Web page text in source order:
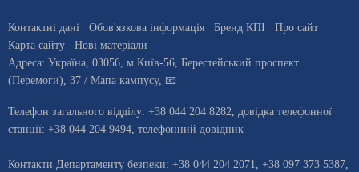
Контактні дані Обов'язкова інформація Бренд КПІ
Про сайт
Карта сайту
Нові матеріали
Адреса: Україна, 03056, м.Київ-56, Берестейський проспект
(Перемоги), 37 / Мапа кампусу, 📧
Телефон загального відділу: +38 044 204 8282, довiдка телефонної
станцiї: +38 044 204 9494, телефонний довідник
Контакти Департаменту безпеки: +38 044 204 2071, +38 097 373 5387,